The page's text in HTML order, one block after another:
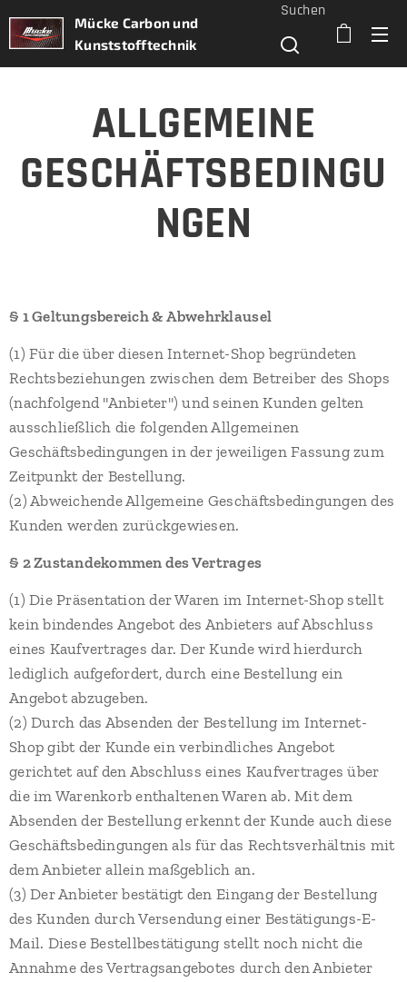
Mücke Carbon und
Kunststofftechnik
Suchen
ALLGEMEINE
GESCHÄFTSBEDINGU
NGEN
§ 1 Geltungsbereich & Abwehrklausel
(1) Für die über diesen Internet-Shop begründeten
Rechtsbeziehungen zwischen dem Betreiber des Shops
(nachfolgend "Anbieter") und seinen Kunden gelten
ausschließlich die folgenden Allgemeinen
Geschäftsbedingungen in der jeweiligen Fassung zum
Zeitpunkt der Bestellung.
(2) Abweichende Allgemeine Geschäftsbedingungen des
Kunden werden zurückgewiesen.
§ 2 Zustandekommen des Vertrages
(1) Die Präsentation der Waren im Internet-Shop stellt
kein bindendes Angebot des Anbieters auf Abschluss
eines Kaufvertrages dar. Der Kunde wird hierdurch
lediglich aufgefordert, durch eine Bestellung ein
Angebot abzugeben.
(2) Durch das Absenden der Bestellung im Internet-
Shop gibt der Kunde ein verbindliches Angebot
gerichtet auf den Abschluss eines Kaufvertrages über
die im Warenkorb enthaltenen Waren ab. Mit dem
Absenden der Bestellung erkennt der Kunde auch diese
Geschäftsbedingungen als für das Rechtsverhältnis mit
dem Anbieter allein maßgeblich an.
(3) Der Anbieter bestätigt den Eingang der Bestellung
des Kunden durch Versendung einer Bestätigungs-E-
Mail. Diese Bestellbestätigung stellt noch nicht die
Annahme des Vertragsangebotes durch den Anbieter